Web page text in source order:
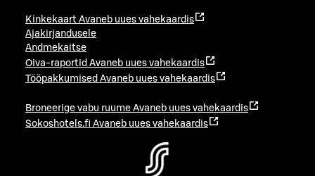
Kinkekaart Avaneb uues vahekaardis
Ajakirjandusele
Andmekaitse
Oiva-raportid Avaneb uues vahekaardis
Tööpakkumised Avaneb uues vahekaardis
Broneerige vabu ruume Avaneb uues vahekaardis
Sokoshotels.fi Avaneb uues vahekaardis